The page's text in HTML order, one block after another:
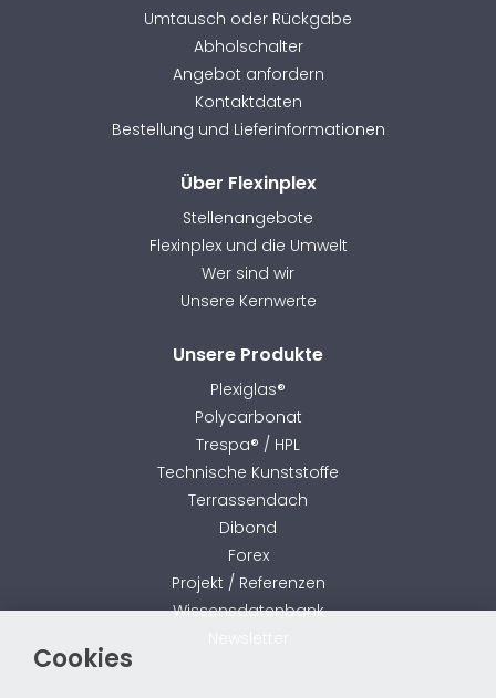
Cookies
Umtausch oder Rückgabe
Abholschalter
Angebot anfordern
Kontaktdaten
Bestellung und Lieferinformationen
Über Flexinplex
Stellenangebote
Flexinplex und die Umwelt
Wer sind wir
Unsere Kernwerte
Unsere Produkte
Plexiglas®
Polycarbonat
Trespa® / HPL
Technische Kunststoffe
Terrassendach
Dibond
Forex
Projekt / Referenzen
Wissensdatenbank